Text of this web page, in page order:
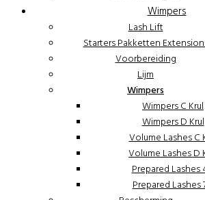
Wimpers
Lash Lift
Starters Pakketten
Voorbereiding
Lijm
Wimpers
Wimpers C Krul
Wimpers D Krul
Volume Lashes C
Volume Lashes D
Prepared Lashes
Prepared Lashes